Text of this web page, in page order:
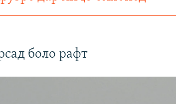
боло рафт